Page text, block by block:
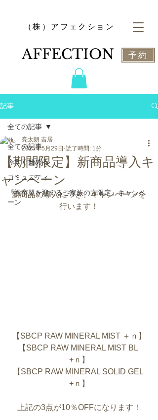
​（株）アフェクション
​AFFECTION 予約
記事
全ての記事
今すぐ始める
コミュニティ
『祝卒業を迎えるご家族の方限定』キャンペ
ーン
全ての記事
【期間限定】新商品導入キ
ャンペーン
亮太朗 吉居
2025年5月29日 読了時間: 1分
新商品の導入につき、キャンペーンを
行います！
【SBCP RAW MINERAL MIST ＋ｎ】
【SBCP RAW MINERAL MIST BL
+ｎ】
【SBCP RAW MINERAL SOLID GEL
+ｎ】
上記の3点が10％OFFになります！